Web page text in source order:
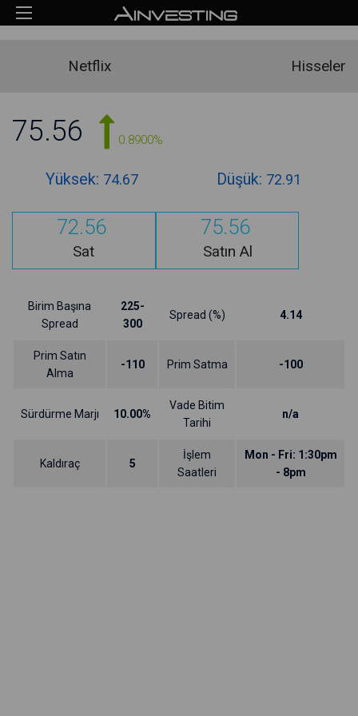
Netflix Hisseler
75.56 0.8900%
Yüksek: 74.67 Düşük: 72.91
72.56
Sat
75.56
Satın Al
Birim Başına
Spread
225-
300
Spread (%) 4.14
Prim Satın
Alma
-110 Prim Satma -100
Sürdürme Marjı 10.00%
Vade Bitim
Tarihi
n/a
Kaldıraç 5
İşlem
Saatleri
Mon - Fri: 1:30pm
- 8pm